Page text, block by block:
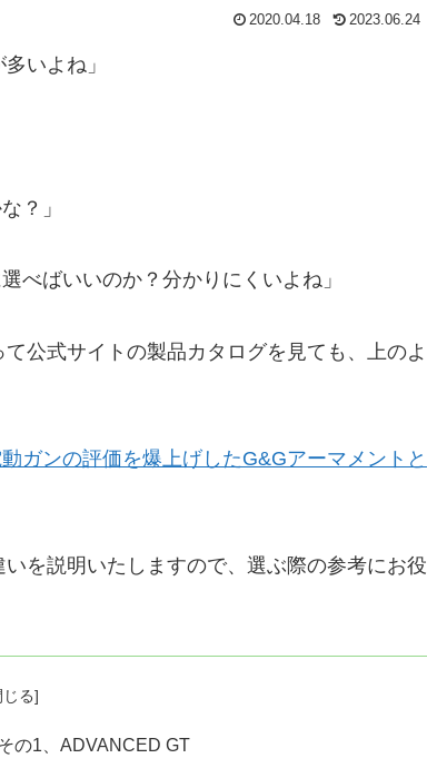
2020.04.18 2023.06.24
いよね」
？」
べばいいのか？分かりにくいよね」
公式サイトの製品カタログを見ても、上のよ
動ガンの評価を爆上げしたG&Gアーマメントと
を説明いたしますので、選ぶ際の参考にお役
の1、ADVANCED GT